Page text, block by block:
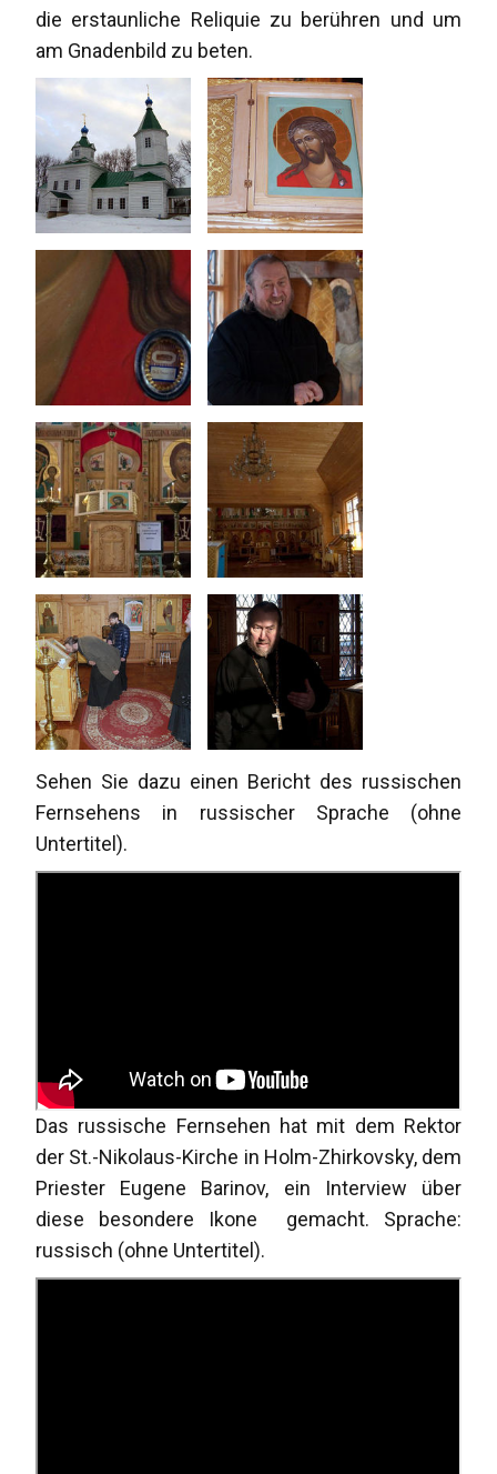
die erstaunliche Reliquie zu berühren und um
am Gnadenbild zu beten.
Sehen Sie dazu einen Bericht des russischen
Fernsehens in russischer Sprache (ohne
Untertitel).
Das russische Fernsehen hat mit dem Rektor
der St.-Nikolaus-Kirche in Holm-Zhirkovsky, dem
Priester Eugene Barinov, ein Interview über
diese besondere Ikone gemacht. Sprache:
russisch (ohne Untertitel).